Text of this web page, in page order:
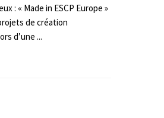
: « Made in ESCP Europe »
de création
d’une ...